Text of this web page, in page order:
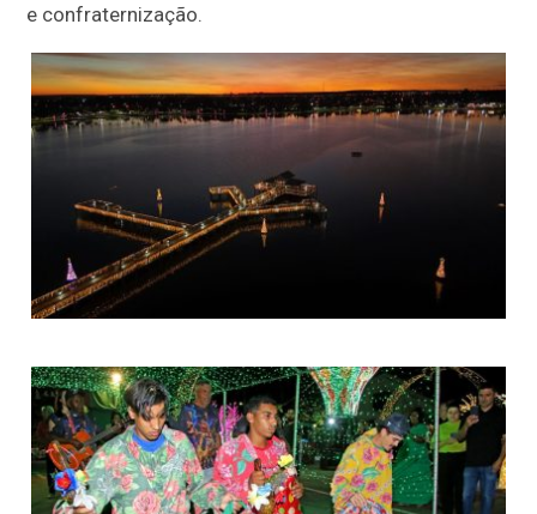
e confraternização.